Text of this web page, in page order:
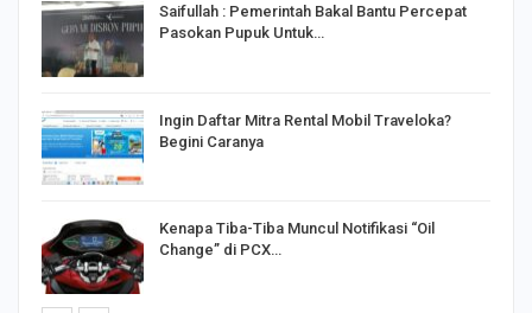
Saifullah : Pemerintah Bakal Bantu Percepat
Pasokan Pupuk Untuk…
Ingin Daftar Mitra Rental Mobil Traveloka?
Begini Caranya
Kenapa Tiba-Tiba Muncul Notifikasi “Oil
Change” di PCX…